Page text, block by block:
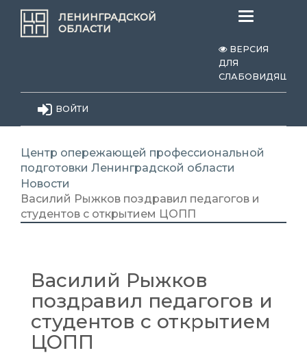
ЛЕНИНГРАДСКОЙ
ОБЛАСТИ
Меню
ВЕРСИЯ
ДЛЯ
СЛАБОВИДЯЩИХ
ВОЙТИ
Центр опережающей профессиональной
подготовки Ленинградской области
Новости
Василий Рыжков поздравил педагогов и
студентов с открытием ЦОПП
Василий Рыжков
поздравил педагогов и
студентов с открытием
ЦОПП